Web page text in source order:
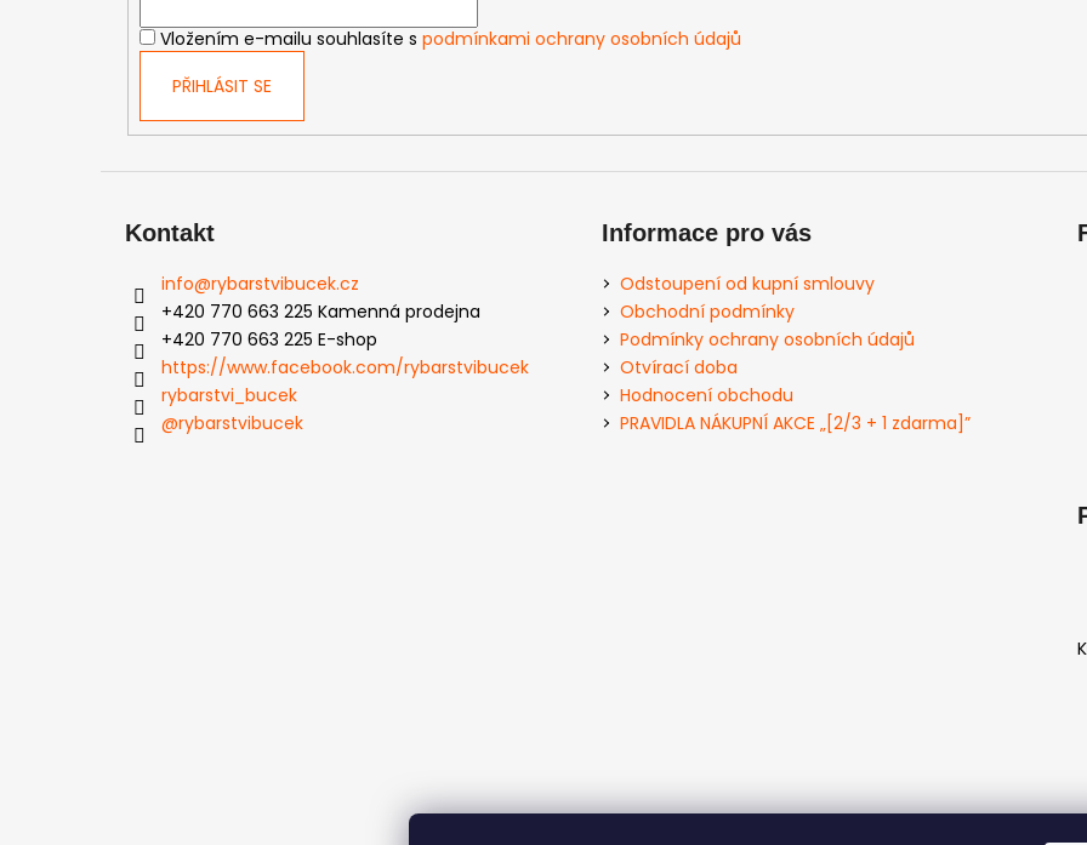
Vložením e-mailu souhlasíte s podmínkami ochrany osobních údajů
PŘIHLÁSIT SE
Kontakt
info@rybarstvibucek.cz
+420 770 663 225 Kamenná prodejna
+420 770 663 225 E-shop
https://www.facebook.com/rybarstvibucek
rybarstvi_bucek
@rybarstvibucek
Informace pro vás
Odstoupení od kupní smlouvy
Obchodní podmínky
Podmínky ochrany osobních údajů
Otvírací doba
Hodnocení obchodu
PRAVIDLA NÁKUPNÍ AKCE „[2/3 + 1 zdarma]”